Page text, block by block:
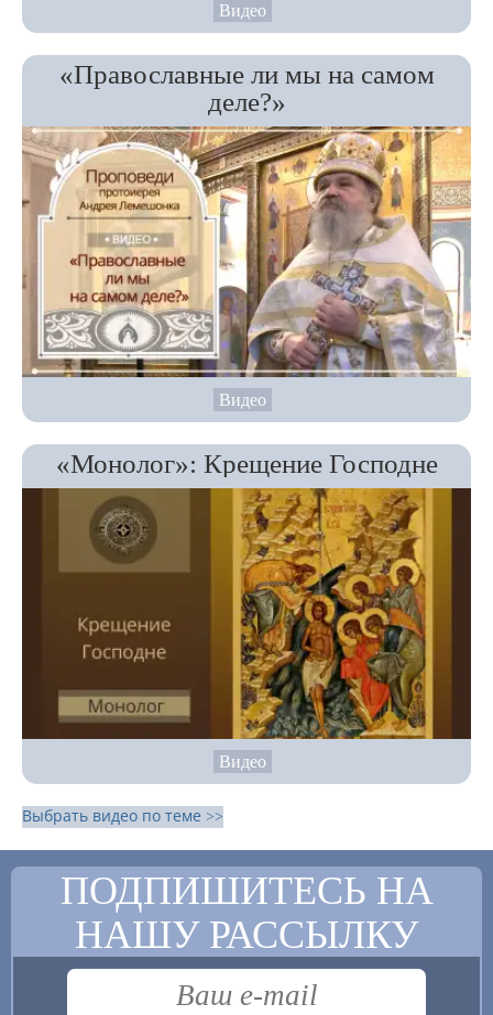
Видео
«Православные ли мы на самом
деле?»
Видео
«Монолог»: Крещение Господне
Видео
Выбрать видео по теме >>
ПОДПИШИТЕСЬ НА
НАШУ РАССЫЛКУ